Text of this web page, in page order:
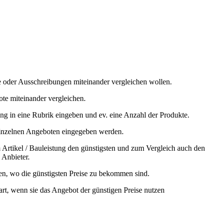
Ausschreibungen miteinander vergleichen wollen.
miteinander vergleichen.
in eine Rubrik eingeben und ev. eine Anzahl der Produkte.
Angeboten eingegeben werden.
/ Bauleistung den günstigsten und zum Vergleich auch den
Anbieter.
wo die günstigsten Preise zu bekommen sind.
wenn sie das Angebot der günstigen Preise nutzen